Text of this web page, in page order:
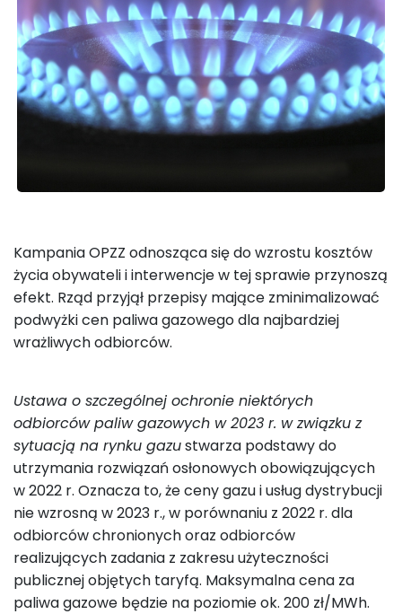
Kampania OPZZ odnosząca się do wzrostu kosztów
życia obywateli i interwencje w tej sprawie przynoszą
efekt. Rząd przyjął przepisy mające zminimalizować
podwyżki cen paliwa gazowego dla najbardziej
wrażliwych odbiorców.
Ustawa o szczególnej ochronie niektórych
odbiorców paliw gazowych w 2023 r. w związku z
sytuacją na rynku gazustwarza podstawy do
utrzymania rozwiązań osłonowych obowiązujących
w 2022 r. Oznacza to, że ceny gazu i usług dystrybucji
nie wzrosną w 2023 r., w porównaniu z 2022 r. dla
odbiorców chronionych oraz odbiorców
realizujących zadania z zakresu użyteczności
publicznej objętych taryfą. Maksymalna cena za
paliwa gazowe będzie na poziomie ok. 200 zł/MWh.